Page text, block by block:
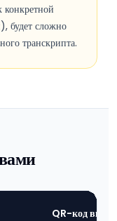
конкретной
будет сложно
транскрипта.
QR-код видео